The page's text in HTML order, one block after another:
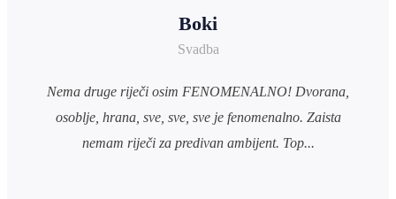
Boki
Svadba
Nema druge riječi osim FENOMENALNO! Dvorana,
osoblje, hrana, sve, sve, sve je fenomenalno. Zaista
nemam riječi za predivan ambijent. Top...